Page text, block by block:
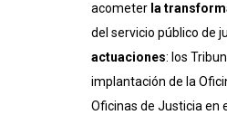
acometer la
del servicio público de
actuaciones: los
implantación de la
Oficinas de Justicia en